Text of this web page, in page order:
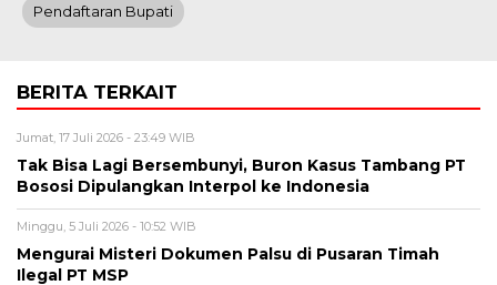
Pendaftaran Bupati
BERITA TERKAIT
Jumat, 17 Juli 2026 - 23:49 WIB
Tak Bisa Lagi Bersembunyi, Buron Kasus Tambang PT
Bososi Dipulangkan Interpol ke Indonesia
Minggu, 5 Juli 2026 - 10:52 WIB
Mengurai Misteri Dokumen Palsu di Pusaran Timah
Ilegal PT MSP